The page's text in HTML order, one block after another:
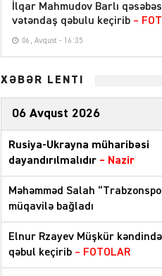
İlqar Mahmudov Barlı
vətəndaş qəbulu keçirib –
06, Avqust - 16:35
XƏBƏR LENTİ
06 Avqust 2026
Rusiya-Ukrayna müharibəsi
dayandırılmalıdır – Nazir
Məhəmməd Salah
müqavilə bağladı
Elnur Rzayev Müşkür
qəbul keçirib – FOTOLAR